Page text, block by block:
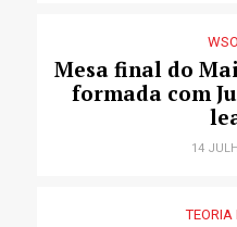
Mesa final do
formada com
14
TEORIA